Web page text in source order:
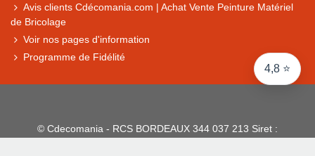
4,8 ⭐
Avis clients Cdécomania.com | Achat Vente Peinture Matériel
de Bricolage
Voir nos pages d'information
Programme de Fidélité
© Cdecomania - RCS BORDEAUX 344 037 213 Siret :